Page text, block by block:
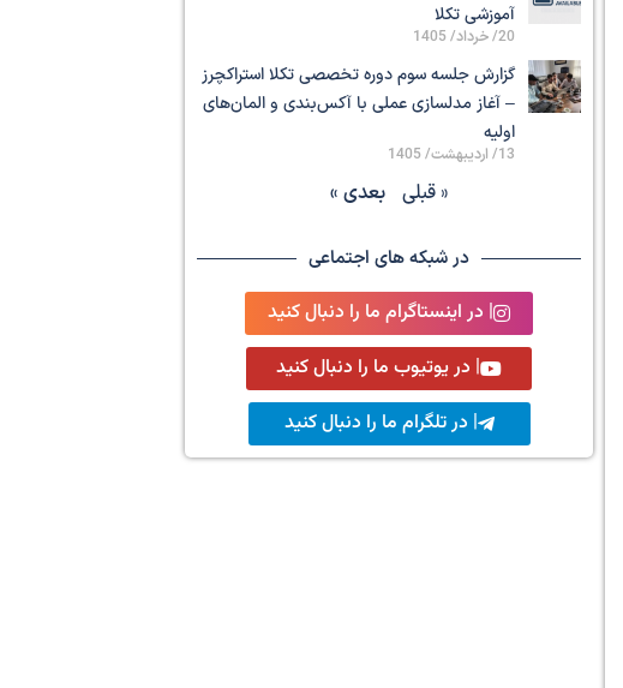
آموزشی تکلا
20/ خرداد/ 1405
گزارش جلسه سوم دوره تخصصی تکلا استراکچرز
– آغاز مدلسازی عملی با آکس‌بندی و المان‌های
اولیه
13/ اردیبهشت/ 1405
« قبلی بعدی »
در شبکه های اجتماعی
| در اینستاگرام ما را دنبال کنید
| در یوتیوب ما را دنبال کنید
| در تلگرام ما را دنبال کنید